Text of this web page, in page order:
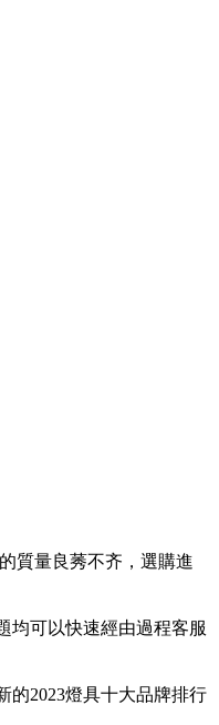
質量良莠不齐，選購進
均可以快速經由過程客服
的2023燈具十大品牌排行